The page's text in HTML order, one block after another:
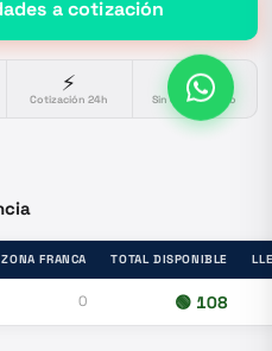
a cotización
⚡
Cotización 24h
🔒
Sin compromiso
FRANCA TOTAL DISPONIBLE
0 🟢 108